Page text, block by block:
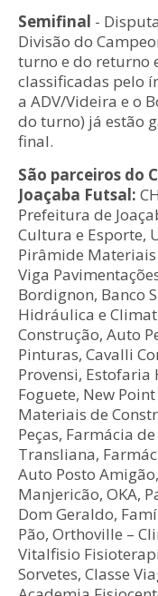
Semifinal -
Divisão do
turno e do returno
classificadas pelo
a ADV/Videira e o
do turno) já estão
final.
São parceiros do
Joaçaba Futsal:
Prefeitura de
Cultura e Esporte,
Pirâmide Materiais
Viga
Bordignon, Banco
Hidráulica e
Construção, Auto
Pinturas, Cavalli
Provensi, Estofaria
Foguete, New
Materiais de
Peças, Farmácia
Transliana,
Auto Posto
Manjericão, OKA,
Dom Geraldo,
Pão, Orthoville –
Vitalfisio
Sorvetes, Classe